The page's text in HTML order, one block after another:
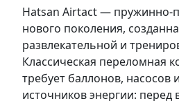
Hatsan Airtact — пружинно-
нового поколения,
развлекательной и
Классическая переломная
требует баллонов, насосов
источников энергии: перед